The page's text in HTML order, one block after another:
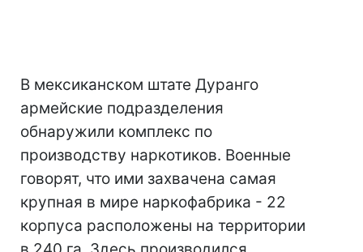
В мексиканском штате Дуранго
армейские подразделения
обнаружили комплекс по
производству наркотиков. Военные
говорят, что ими захвачена самая
крупная в мире наркофабрика - 22
корпуса расположены на территории